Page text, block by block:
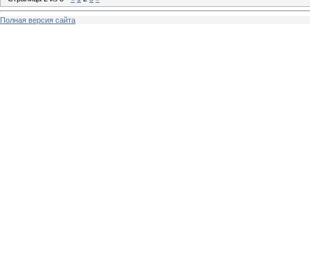
Полная версия сайта